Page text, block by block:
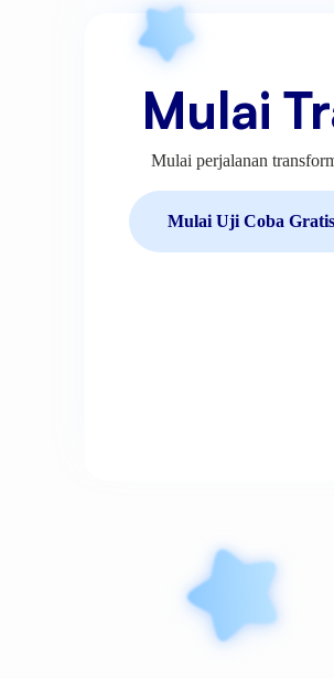
Mulai
Mulai perjalanan
Mulai Uji Coba